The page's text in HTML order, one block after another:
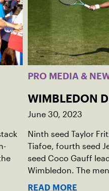
PRO MEDIA &
WIMBLEDON
June 30, 2023
Ninth seed Taylor
Tiafoe, fourth seed
seed Coco Gauff
Wimbledon. The
draws were released
READ MORE